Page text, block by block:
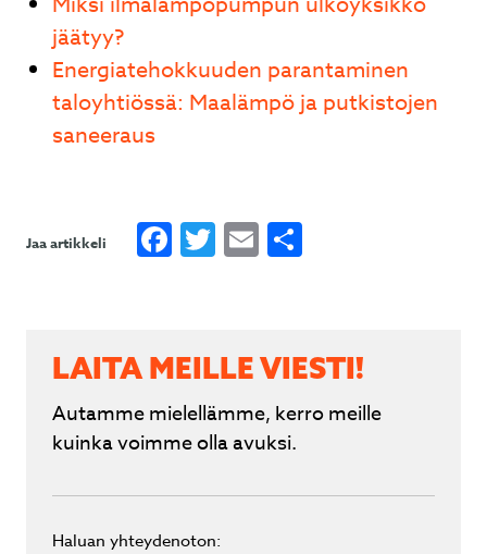
jäätyy?
Energiatehokkuuden parantaminen
taloyhtiössä: Maalämpö ja putkistojen
saneeraus
Jaa artikkeli Facebook
Twitter
Email
LAITA MEILLE VIESTI!
Autamme mielellämme, kerro meille
kuinka voimme olla avuksi.
Haluan yhteydenoton: